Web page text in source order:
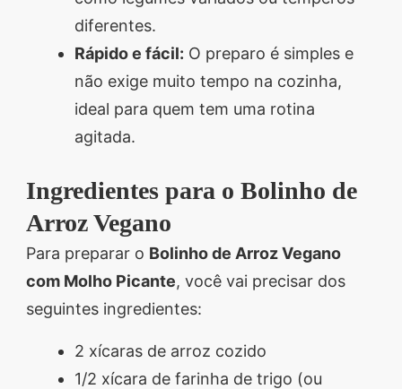
diferentes.
Rápido e fácil: O preparo é simples e
não exige muito tempo na cozinha,
ideal para quem tem uma rotina
agitada.
Ingredientes para o Bolinho de
Arroz Vegano
Para preparar o Bolinho de Arroz Vegano
com Molho Picante, você vai precisar dos
seguintes ingredientes:
2 xícaras de arroz cozido
1/2 xícara de farinha de trigo (ou